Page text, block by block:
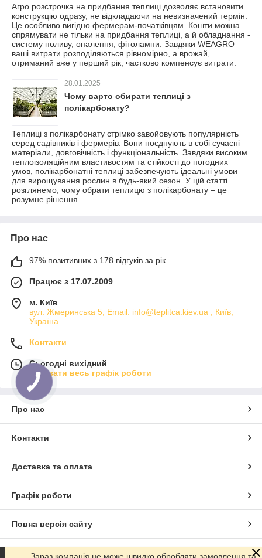
Агро розстрочка на придбання теплиці дозволяє встановити
конструкцію одразу, не відкладаючи на невизначений термін.
Це особливо вигідно фермерам-початківцям. Кошти можна
спрямувати не тільки на придбання теплиці, а й обладнання -
систему поливу, опалення, фітолампи. Завдяки WEAGRO
ваші витрати розподіляються рівномірно, а врожай,
отриманий вже у перший рік, частково компенсує витрати.
28.01.2025
Чому варто обирати теплиці з
полікарбонату?
Теплиці з полікарбонату стрімко завойовують популярність
серед садівників і фермерів. Вони поєднують в собі сучасні
матеріали, довговічність і функціональність. Завдяки високим
теплоізоляційним властивостям та стійкості до погодних
умов, полікарбонатні теплиці забезпечують ідеальні умови
для вирощування рослин в будь-який сезон. У цій статті
розглянемо, чому обрати теплицю з полікарбонату – це
розумне рішення.
Про нас
97% позитивних з 178 відгуків за рік
Працює з 17.07.2009
м. Київ
вул. Жмеринська 5, Email: info@teplitca.kiev.ua , Київ,
Україна
Контакти
Сьогодні вихідний
Показати весь графік роботи
Про нас
Контакти
Доставка та оплата
Графік роботи
Повна версія сайту
Сайт створено на маркетплейсі Prom.ua